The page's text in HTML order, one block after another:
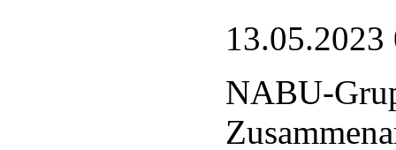
13.05.2023
NABU-